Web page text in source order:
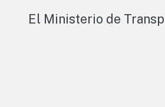
El Ministerio de